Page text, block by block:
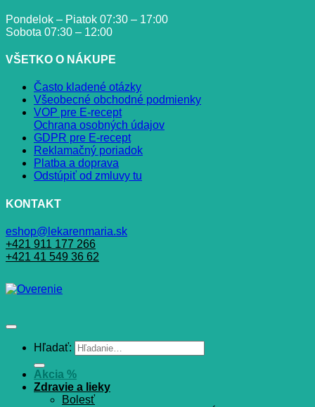
Pondelok – Piatok 07:30 – 17:00
Sobota 07:30 – 12:00
VŠETKO O NÁKUPE
Často kladené otázky
Všeobecné obchodné podmienky
VOP pre E-recept
Ochrana osobných údajov
GDPR pre E-recept
Reklamačný poriadok
Platba a doprava
Odstúpiť od zmluvy tu
KONTAKT
eshop@lekarenmaria.sk
+421 911 177 266
+421 41 549 36 62
Hľadať:
Akcia %
Zdravie a lieky
Bolesť